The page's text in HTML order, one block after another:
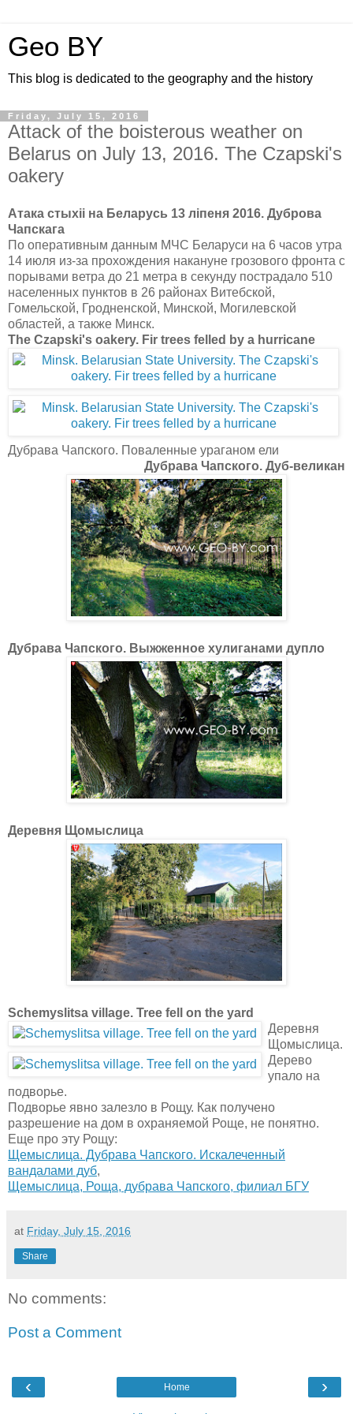
Geo BY
This blog is dedicated to the geography and the history
Friday, July 15, 2016
Attack of the boisterous weather on
Belarus on July 13, 2016. The Czapski's
oakery
Атака стыхіі на Беларусь 13 ліпеня 2016. Дуброва
Чапскага
По оперативным данным МЧС Беларуси на 6 часов утра
14 июля из-за прохождения накануне грозового фронта с
порывами ветра до 21 метра в секунду пострадало 510
населенных пунктов в 26 районах Витебской,
Гомельской, Гродненской, Минской, Могилевской
областей, а также Минск.
The Czapski's oakery. Fir trees felled by a hurricane
Дубрава Чапского. Поваленные ураганом ели
Дубрава Чапского. Дуб-великан
Дубрава Чапского. Выжженное хулиганами дупло
Деревня Щомыслица
Schemyslitsa village. Tree fell on the yard
Деревня
Щомыслица.
Дерево
упало на
подворье.
Подворье явно залезло в Рощу. Как получено
разрешение на дом в охраняемой Роще, не понятно.
Еще про эту Рощу:
Щемыслица. Дубрава Чапского. Искалеченный
вандалами дуб,
Щемыслица, Роща, дубрава Чапского, филиал БГУ
at Friday, July 15, 2016
Share
No comments:
Post a Comment
‹ ›
Home